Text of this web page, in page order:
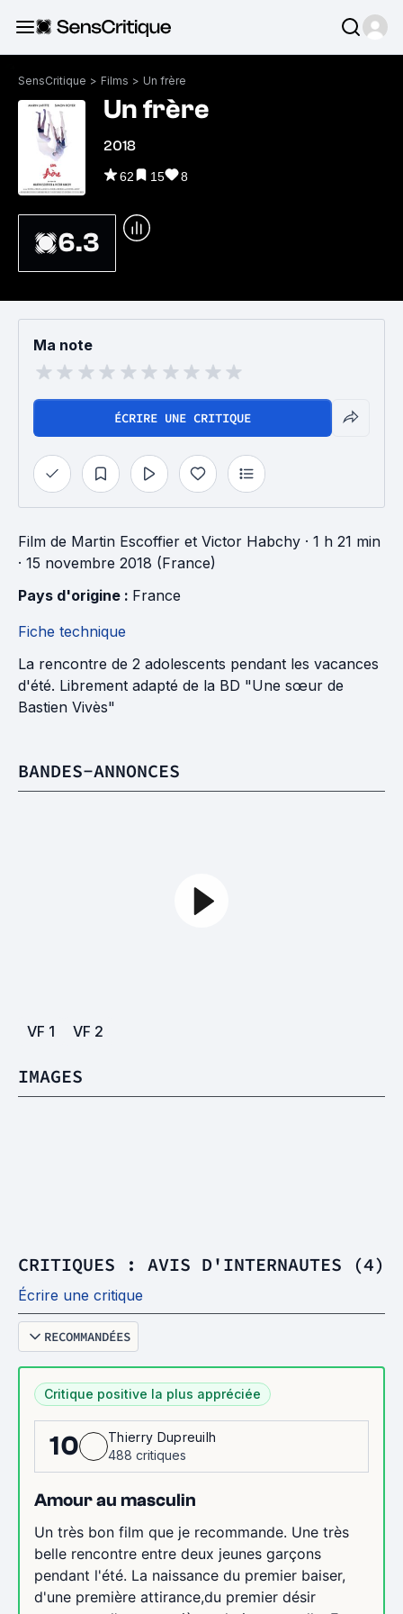
SensCritique > Films > Un frère
Un frère
2018
62 15 8
6.3
Ma note
ÉCRIRE UNE CRITIQUE
Film de Martin Escoffier et Victor Habchy · 1 h 21 min
· 15 novembre 2018 (France)
Pays d'origine : France
Fiche technique
La rencontre de 2 adolescents pendant les vacances
d'été. Librement adapté de la BD "Une sœur de
Bastien Vivès"
BANDES-ANNONCES
VF 1 VF 2
IMAGES
CRITIQUES : AVIS D'INTERNAUTES (4)
Écrire une critique
RECOMMANDÉES
Critique positive la plus appréciée
10
Thierry Dupreuilh
488 critiques
Amour au masculin
Un très bon film que je recommande. Une très
belle rencontre entre deux jeunes garçons
pendant l'été. La naissance du premier baiser,
d'une première attirance,du premier désir